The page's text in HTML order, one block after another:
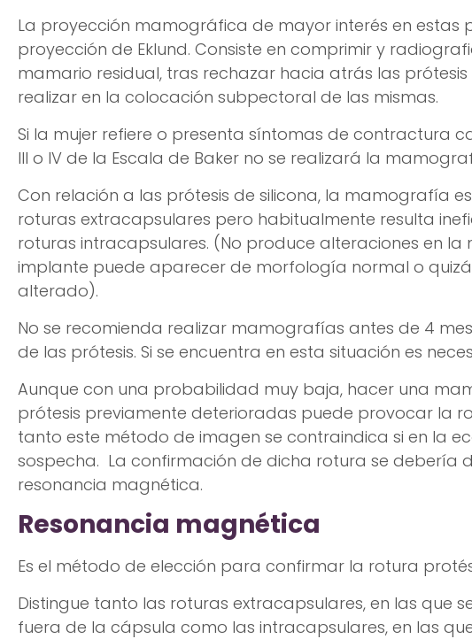
La proyección mamográfica de mayor interés en estas
proyección de Eklund. Consiste en comprimir y
mamario residual, tras rechazar hacia atrás las prótesis
realizar en la colocación subpectoral de las mismas.
Si la mujer refiere o presenta síntomas de contractura
III o IV de la Escala de Baker no se realizará la
Con relación a las prótesis de silicona, la mamografía
roturas extracapsulares pero habitualmente resulta
roturas intracapsulares. (No produce alteraciones en
implante puede aparecer de morfología normal o
alterado).
No se recomienda realizar mamografías antes de 4
de las prótesis. Si se encuentra en esta situación es
Aunque con una probabilidad muy baja, hacer una
prótesis previamente deterioradas puede provocar la
tanto este método de imagen se contraindica si en la
sospecha. La confirmación de dicha rotura se debería
resonancia magnética.
Resonancia magnética
Es el método de elección para confirmar la rotura
Distingue tanto las roturas extracapsulares, en las que
fuera de la cápsula como las intracapsulares, en las